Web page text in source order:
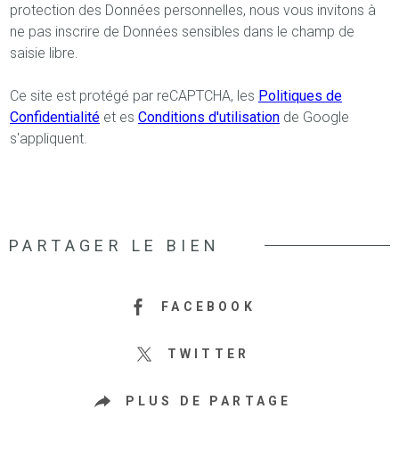
protection des Données personnelles, nous vous invitons à
ne pas inscrire de Données sensibles dans le champ de
saisie libre.
Ce site est protégé par reCAPTCHA, les Politiques de
Confidentialité et es Conditions d'utilisation de Google
s'appliquent.
PARTAGER LE BIEN
FACEBOOK
TWITTER
PLUS DE PARTAGE